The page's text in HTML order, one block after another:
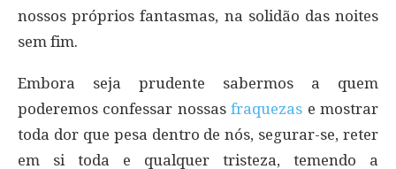
nossos próprios fantasmas, na solidão das noites
sem fim.
Embora seja prudente sabermos a quem
poderemos confessar nossasfraquezas e mostrar
toda dor que pesa dentro de nós, segurar-se, reter
em si toda e qualquer tristeza, temendo a